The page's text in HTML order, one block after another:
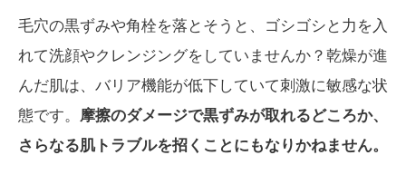
毛穴の黒ずみや角栓を落とそうと、ゴシゴシと力を入
れて洗顔やクレンジングをしていませんか？乾燥が進
んだ肌は、バリア機能が低下していて刺激に敏感な状
態です。 摩擦のダメージで黒ずみが取れるどころか、
さらなる肌トラブルを招くことにもなりかねません。